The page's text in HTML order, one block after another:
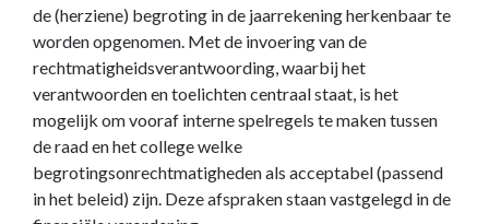
de (herziene) begroting in de jaarrekening herkenbaar te
worden opgenomen. Met de invoering van de
rechtmatigheidsverantwoording, waarbij het
verantwoorden en toelichten centraal staat, is het
mogelijk om vooraf interne spelregels te maken tussen
de raad en het college welke
begrotingsonrechtmatigheden als acceptabel (passend
in het beleid) zijn. Deze afspraken staan vastgelegd in de